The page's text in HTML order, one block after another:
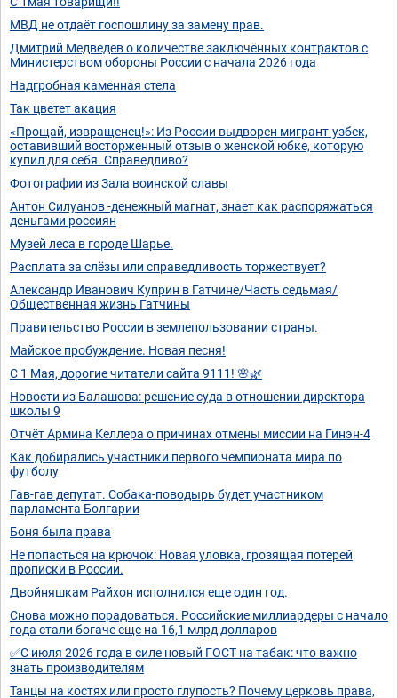
МВД не отдаёт госпошлину за замену прав.
Дмитрий Медведев о количестве заключённых контрактов с
Министерством обороны России с начала 2026 года
Надгробная каменная стела
Так цветет акация
«Прощай, извращенец!»: Из России выдворен мигрант-узбек,
оставивший восторженный отзыв о женской юбке, которую
купил для себя. Справедливо?
Фотографии из Зала воинской славы
Антон Силуанов -денежный магнат, знает как распоряжаться
деньгами россиян
Музей леса в городе Шарье.
Расплата за слёзы или справедливость торжествует?
Александр Иванович Куприн в Гатчине/Часть седьмая/
Общественная жизнь Гатчины
Правительство России в землепользовании страны.
Майское пробуждение. Новая песня!
С 1 Мая, дорогие читатели сайта 9111! 🌸🌿
Новости из Балашова: решение суда в отношении директора
школы 9
Отчёт Армина Келлера о причинах отмены миссии на Гинэн-4
Как добирались участники первого чемпионата мира по
футболу
Гав-гав депутат. Собака-поводырь будет участником
парламента Болгарии
Боня была права
Не попасться на крючок: Новая уловка, грозящая потерей
прописки в России.
Двойняшкам Райхон исполнился еще один год.
Снова можно порадоваться. Российские миллиардеры с начало
года стали богаче еще на 16,1 млрд долларов
✅С июля 2026 года в силе новый ГОСТ на табак: что важно
знать производителям
Танцы на костях или просто глупость? Почему церковь права,